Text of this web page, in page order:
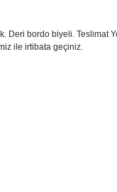
Deri bordo biyeli. Teslimat
ile irtibata geçiniz.